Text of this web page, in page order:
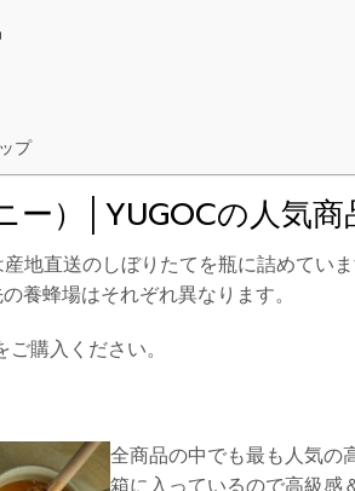
プ
）│YUGOCの人気商
地直送のしぼりたてを瓶に詰めてい
養蜂場はそれぞれ異なります。
購入ください。
全商品の中でも最も人気の